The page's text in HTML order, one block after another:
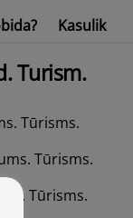
Kasulik
Turism.
Tūrisms.
Tūrisms.
Tūrisms.